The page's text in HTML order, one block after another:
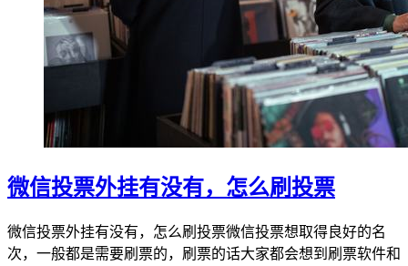
微信投票外挂有没有，怎么刷投票
微信投票外挂有没有，怎么刷投票微信投票想取得良好的名
次，一般都是需要刷票的，刷票的话大家都会想到刷票软件和